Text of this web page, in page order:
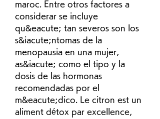
maroc. Entre otros factores a
considerar se incluye
qu&eacute; tan severos son los
s&iacute;ntomas de la
menopausia en una mujer,
as&iacute; como el tipo y la
dosis de las hormonas
recomendadas por el
m&eacute;dico. Le citron est un
aliment détox par excellence,